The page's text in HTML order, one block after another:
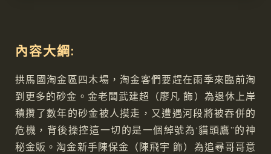
內容大綱:
拱馬國淘金區四木場，淘金客們要趕在雨季來臨前淘
到更多的砂金。金老闆武建超（廖凡 飾）為退休上岸
積攢了數年的砂金被人摸走，又遭遇河段將被吞併的
危機，背後操控這一切的是一個綽號為‘貓頭鷹”的神
秘金販。淘金新手陳保金（陳飛宇 飾）為追尋哥哥意